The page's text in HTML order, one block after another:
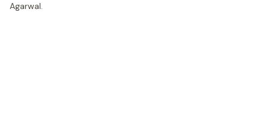
Agarwal.